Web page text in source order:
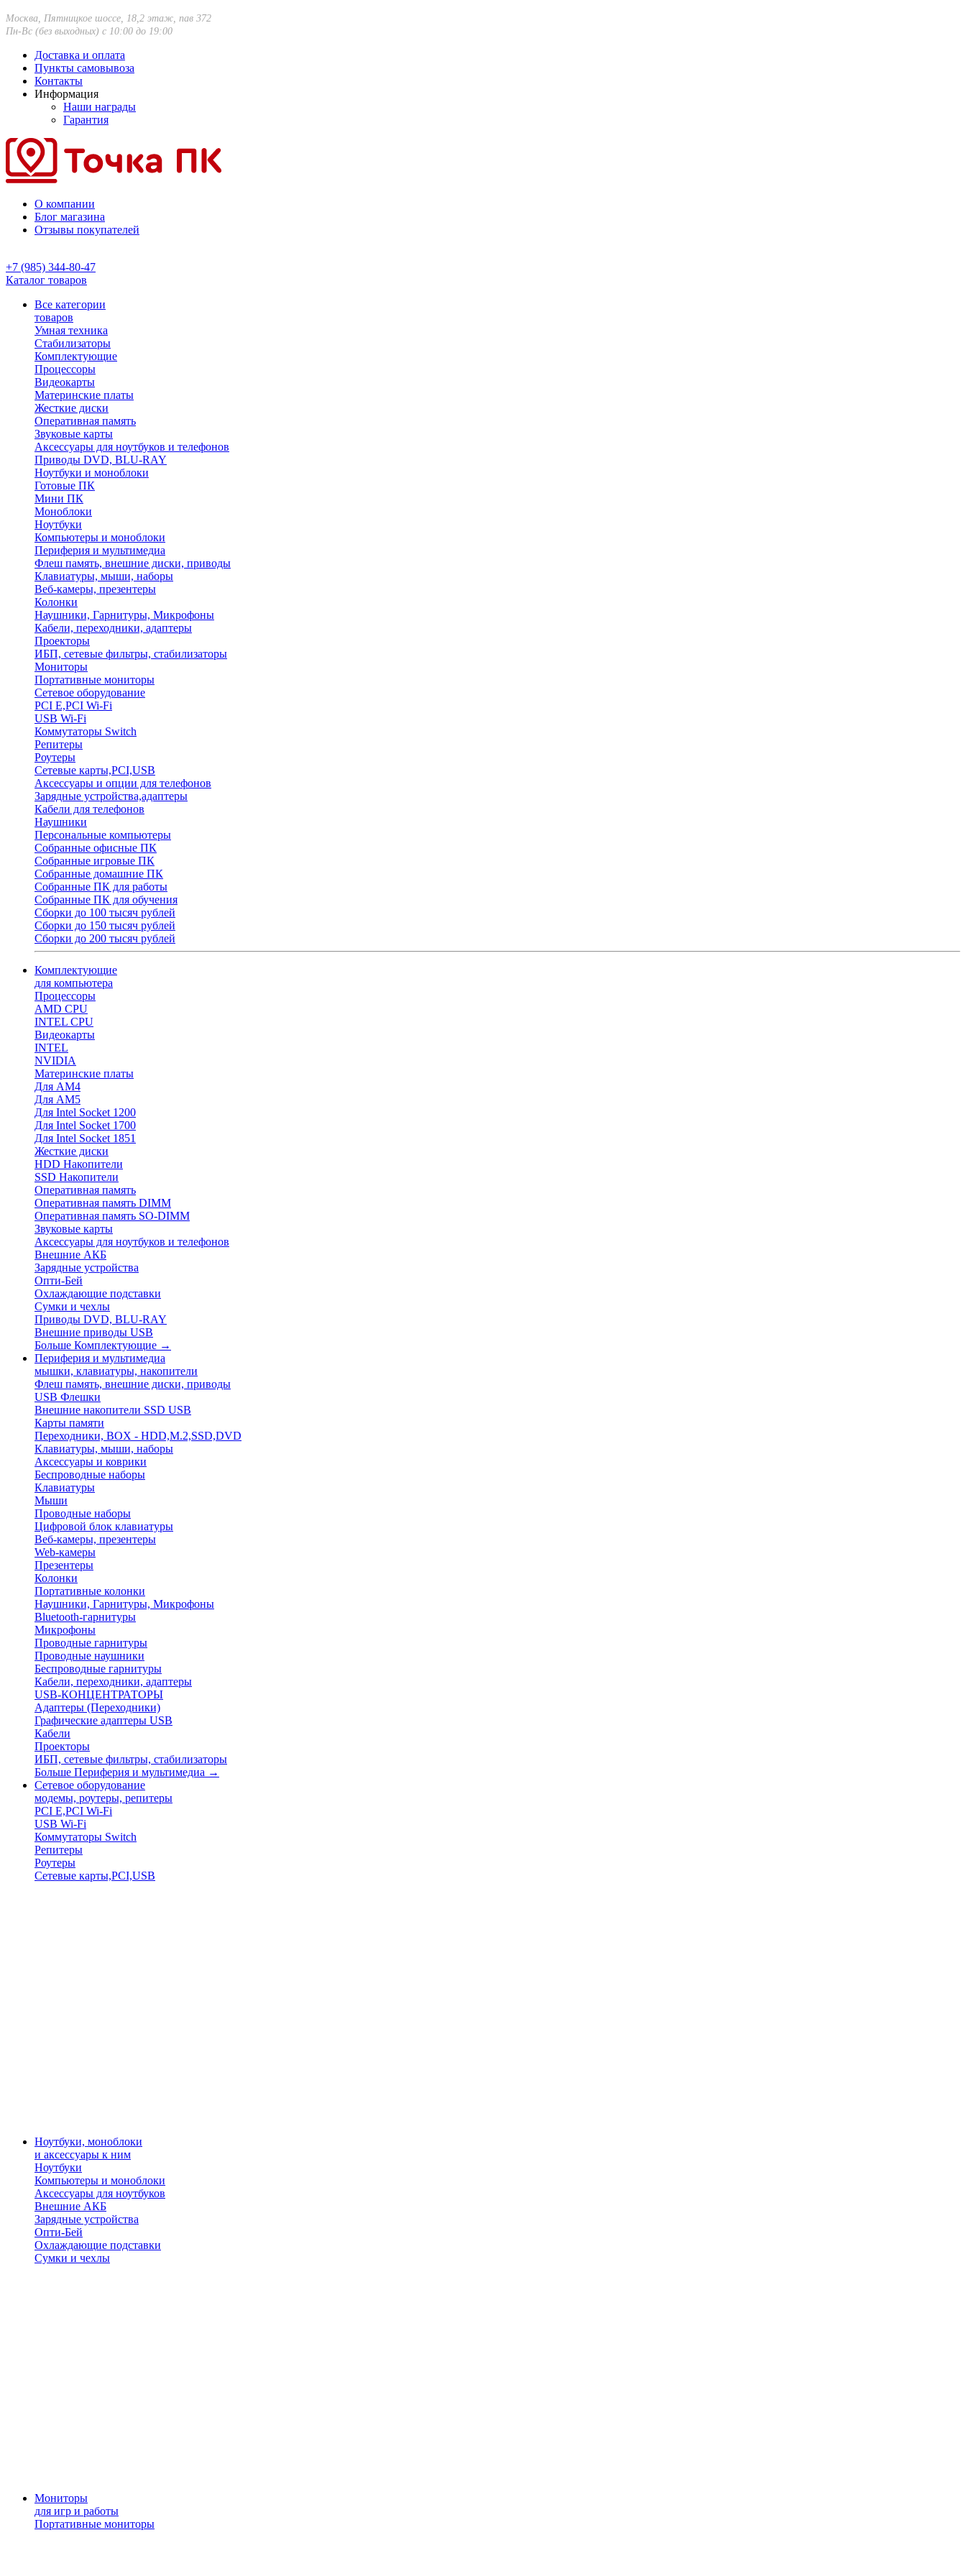
Москва, Пятницкое шоссе, 18,2 этаж, пав 372
Пн-Вс (без выходных) с 10:00 до 19:00
Доставка и оплата
Пункты самовывоза
Контакты
Информация
Наши награды
Гарантия
О компании
Блог магазина
Отзывы покупателей
+7 (985) 344-80-47
Каталог товаров
Все категории
товаров
Умная техника
Стабилизаторы
Комплектующие
Процессоры
Видеокарты
Материнские платы
Жесткие диски
Оперативная память
Звуковые карты
Аксессуары для ноутбуков и телефонов
Приводы DVD, BLU-RAY
Ноутбуки и моноблоки
Готовые ПК
Мини ПК
Моноблоки
Ноутбуки
Компьютеры и моноблоки
Периферия и мультимедиа
Флеш память, внешние диски, приводы
Клавиатуры, мыши, наборы
Веб-камеры, презентеры
Колонки
Наушники, Гарнитуры, Микрофоны
Кабели, переходники, адаптеры
Проекторы
ИБП, сетевые фильтры, стабилизаторы
Мониторы
Портативные мониторы
Сетевое оборудование
PCI E,PCI Wi-Fi
USB Wi-Fi
Коммутаторы Switch
Репитеры
Роутеры
Сетевые карты,PCI,USB
Аксессуары и опции для телефонов
Зарядные устройства,адаптеры
Кабели для телефонов
Наушники
Персональные компьютеры
Собранные офисные ПК
Собранные игровые ПК
Собранные домашние ПК
Собранные ПК для работы
Собранные ПК для обучения
Сборки до 100 тысяч рублей
Сборки до 150 тысяч рублей
Сборки до 200 тысяч рублей
Комплектующие
для компьютера
Процессоры
AMD CPU
INTEL CPU
Видеокарты
INTEL
NVIDIA
Материнские платы
Для AM4
Для AM5
Для Intel Socket 1200
Для Intel Socket 1700
Для Intel Socket 1851
Жесткие диски
HDD Накопители
SSD Накопители
Оперативная память
Оперативная память DIMM
Оперативная память SO-DIMM
Звуковые карты
Аксессуары для ноутбуков и телефонов
Внешние АКБ
Зарядные устройства
Опти-Бей
Охлаждающие подставки
Сумки и чехлы
Приводы DVD, BLU-RAY
Внешние приводы USB
Больше Комплектующие →
Периферия и мультимедиа
мышки, клавиатуры, накопители
Флеш память, внешние диски, приводы
USB Флешки
Внешние накопители SSD USB
Карты памяти
Переходники, BOX - HDD,M.2,SSD,DVD
Клавиатуры, мыши, наборы
Аксессуары и коврики
Беспроводные наборы
Клавиатуры
Мыши
Проводные наборы
Цифровой блок клавиатуры
Веб-камеры, презентеры
Web-камеры
Презентеры
Колонки
Портативные колонки
Наушники, Гарнитуры, Микрофоны
Bluetooth-гарнитуры
Микрофоны
Проводные гарнитуры
Проводные наушники
Беспроводные гарнитуры
Кабели, переходники, адаптеры
USB-КОНЦЕНТРАТОРЫ
Адаптеры (Переходники)
Графические адаптеры USB
Кабели
Проекторы
ИБП, сетевые фильтры, стабилизаторы
Больше Периферия и мультимедиа →
Сетевое оборудование
модемы, роутеры, репитеры
PCI E,PCI Wi-Fi
USB Wi-Fi
Коммутаторы Switch
Репитеры
Роутеры
Сетевые карты,PCI,USB
Ноутбуки, моноблоки
и аксессуары к ним
Ноутбуки
Компьютеры и моноблоки
Аксессуары для ноутбуков
Внешние АКБ
Зарядные устройства
Опти-Бей
Охлаждающие подставки
Сумки и чехлы
Мониторы
для игр и работы
Портативные мониторы